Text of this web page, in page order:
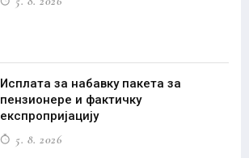
Исплата за набавку пакета за
пензионере и фактичку
експропријацију
5. 8. 2026